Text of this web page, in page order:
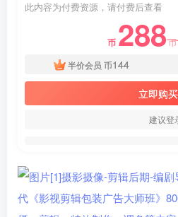
此内容为付费资源，请付费后查看
币 288币
半价会员 币144
立即购买
建议登